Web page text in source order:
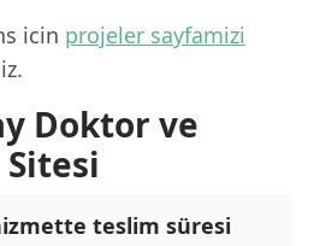
icin projeler sayfamizi
Doktor ve
teslim süresi